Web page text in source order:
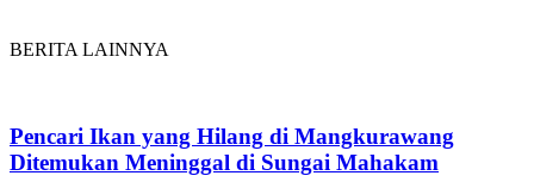
BERITA LAINNYA
Pencari Ikan yang Hilang di Mangkurawang
Ditemukan Meninggal di Sungai Mahakam